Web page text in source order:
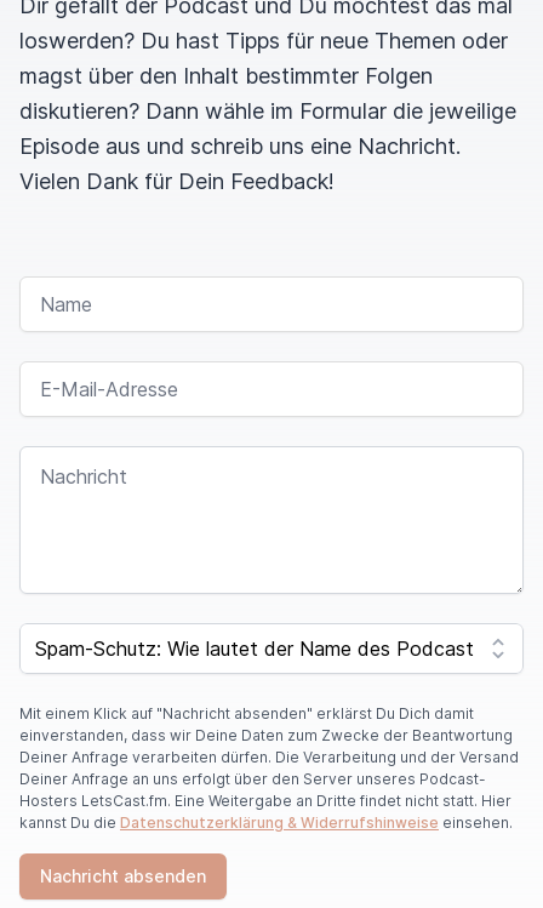
Dir gefällt der Podcast und Du möchtest das mal
loswerden? Du hast Tipps für neue Themen oder
magst über den Inhalt bestimmter Folgen
diskutieren? Dann wähle im Formular die jeweilige
Episode aus und schreib uns eine Nachricht.
Vielen Dank für Dein Feedback!
NAME
E-MAIL-ADRESSE
NACHRICHT
SPAM CAPTCHA
Mit einem Klick auf "Nachricht absenden" erklärst Du Dich damit
einverstanden, dass wir Deine Daten zum Zwecke der Beantwortung
Deiner Anfrage verarbeiten dürfen. Die Verarbeitung und der Versand
Deiner Anfrage an uns erfolgt über den Server unseres Podcast-
Hosters LetsCast.fm. Eine Weitergabe an Dritte findet nicht statt. Hier
kannst Du die Datenschutzerklärung & Widerrufshinweise einsehen.
Nachricht absenden